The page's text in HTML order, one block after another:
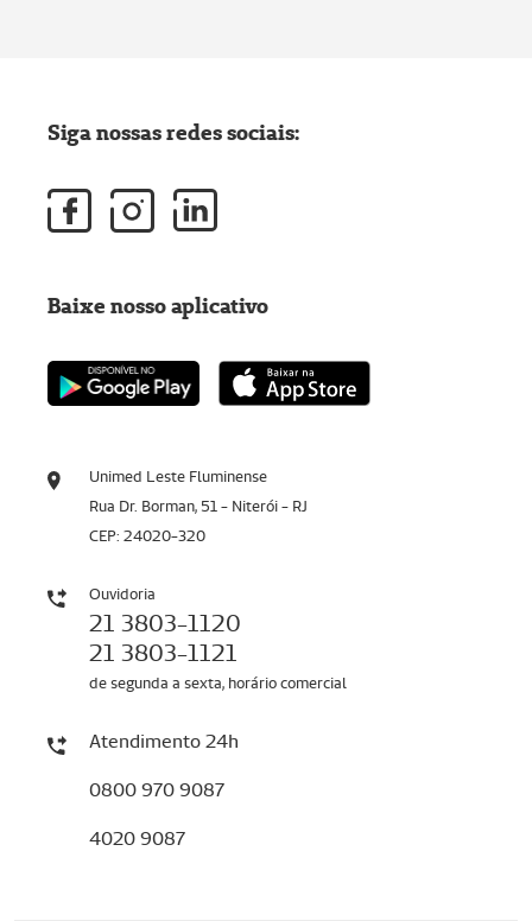
Unimed Leste Fluminense
Rua Dr. Borman, 51 - Niterói - RJ
CEP: 24020-320
Ouvidoria
21 3803-1120
21 3803-1121
de segunda a sexta, horário comercial
Atendimento 24h
0800 970 9087
4020 9087
Siga nossas redes sociais:
Baixe nosso aplicativo